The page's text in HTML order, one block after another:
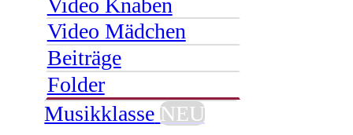
Video Mädchen
Beiträge
Folder
Musikklasse NEU